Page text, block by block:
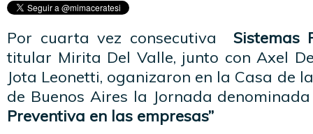
Por cuarta vez consecutiva Sistemas
titular Mirita Del Valle, junto con Axel
Jota Leonetti, oganizaron en la Casa de
de Buenos Aires la Jornada denominada
Preventiva en las empresas”